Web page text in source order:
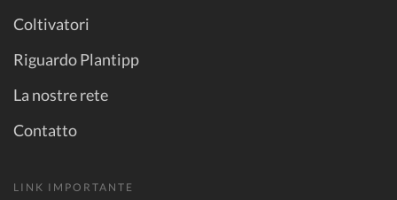
Coltivatori
Riguardo Plantipp
La nostre rete
Contatto
LINK IMPORTANTE